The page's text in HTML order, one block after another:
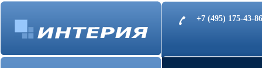
+7 (495) 175-43-